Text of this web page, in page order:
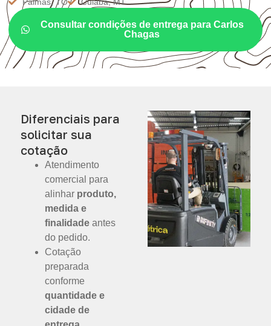
Consultar condições de entrega para Carlos
Chagas
Diferenciais para
solicitar sua
cotação
Atendimento
comercial para
alinhar produto,
medida e
finalidade antes
do pedido.
Cotação
preparada
conforme
quantidade e
cidade de